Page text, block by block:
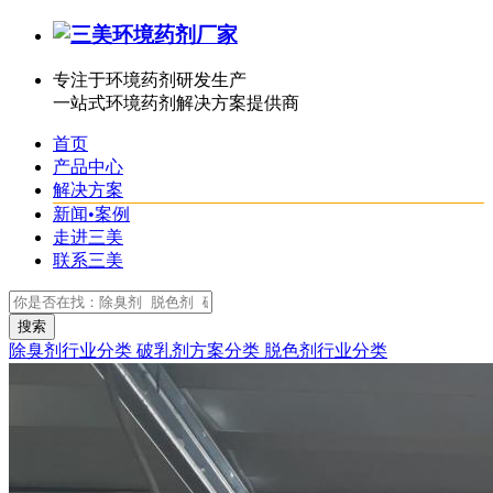
专注于环境药剂研发生产
一站式环境药剂解决方案提供商
首页
产品中心
解决方案
新闻•案例
走进三美
联系三美
除臭剂行业分类 破乳剂方案分类 脱色剂行业分类